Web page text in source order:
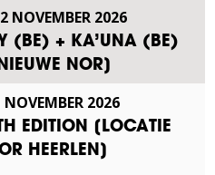
NOVEMBER 2026
(BE) + KA’UNA (BE)
NOR]
NOVEMBER 2026
EDITION [LOCATIE
HEERLEN]